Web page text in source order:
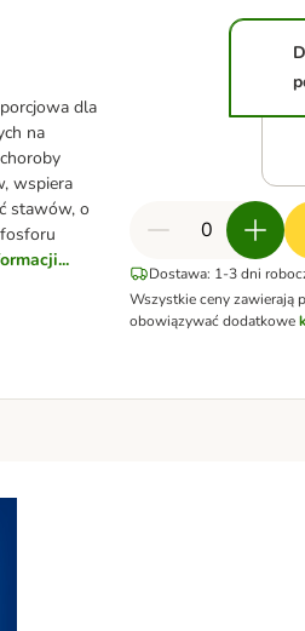
dla
na
wspiera
stawów, o
Dostawa: 1-3 dni
Wszystkie ceny zawierają
obowiązywać dodatkowe